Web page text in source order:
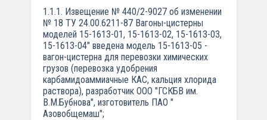
1.1.1. Извещение № 440/2-9027 об изменении
№ 18 ТУ 24.00.6211-87 Вагоны-цистерны
моделей 15-1613-01, 15-1613-02, 15-1613-03,
15-1613-04" введена модель 15-1613-05 -
вагон-цистерна для перевозки химических
грузов (перевозка удобрения
карбамидоаммиачные КАС, кальция хлорида
раствора), разработчик ООО "ГСКБВ им.
В.М.Бубнова", изготовитель ПАО "
Азовобщемаш";